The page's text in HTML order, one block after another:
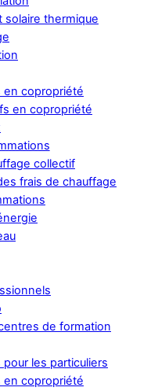
solaire thermique
en copropriété
en copropriété
collectif
frais de chauffage
de formation
les particuliers
en copropriété